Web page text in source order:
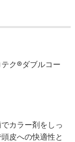
ク®ダブルコー
カラー剤をしっ
皮への快適性と